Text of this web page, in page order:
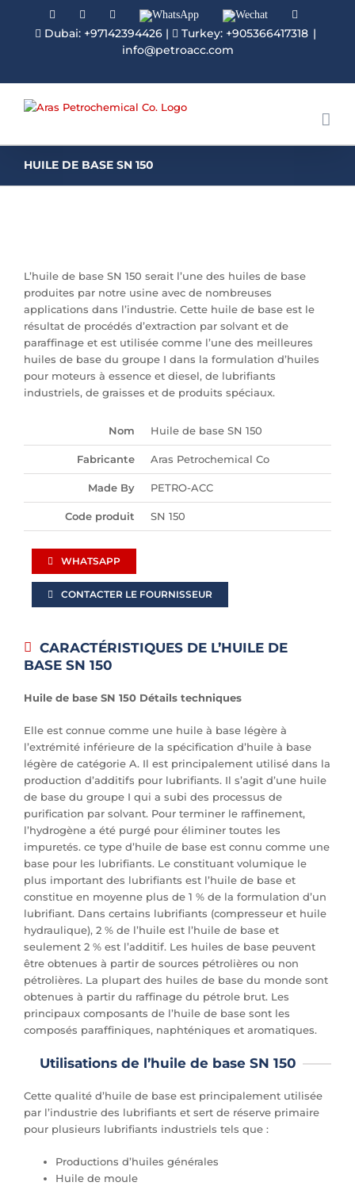
FacebookLinkedinInstagramWhatsApp Wechat
Dubai: +97142394426| Turkey: +905366417318 |
info@petroacc.com
HUILE DE BASE SN 150
L’huile de base SN 150 serait l’une des huiles de base
produites par notre usine avec de nombreuses
applications dans l’industrie. Cette huile de base est le
résultat de procédés d’extraction par solvant et de
paraffinage et est utilisée comme l’une des meilleures
huiles de base du groupe I dans la formulation d’huiles
pour moteurs à essence et diesel, de lubrifiants
industriels, de graisses et de produits spéciaux.
Nom Huile de base SN 150
Fabricante Aras Petrochemical Co
Made By PETRO-ACC
Code produit SN 150
WHATSAPP
CONTACTER LE FOURNISSEUR
CARACTÉRISTIQUES DE L’HUILE DE
BASE SN 150
Huile de base SN 150 Détails techniques
Elle est connue comme une huile à base légère à
l’extrémité inférieure de la spécification d’huile à base
légère de catégorie A. Il est principalement utilisé dans la
production d’additifs pour lubrifiants. Il s’agit d’une huile
de base du groupe I qui a subi des processus de
purification par solvant. Pour terminer le raffinement,
l’hydrogène a été purgé pour éliminer toutes les
impuretés. ce type d’huile de base est connu comme une
base pour les lubrifiants. Le constituant volumique le
plus important des lubrifiants est l’huile de base et
constitue en moyenne plus de 1 % de la formulation d’un
lubrifiant. Dans certains lubrifiants (compresseur et huile
hydraulique), 2 % de l’huile est l’huile de base et
seulement 2 % est l’additif. Les huiles de base peuvent
être obtenues à partir de sources pétrolières ou non
pétrolières. La plupart des huiles de base du monde sont
obtenues à partir du raffinage du pétrole brut. Les
principaux composants de l’huile de base sont les
composés paraffiniques, naphténiques et aromatiques.
Utilisations de l’huile de base SN 150
Cette qualité d’huile de base est principalement utilisée
par l’industrie des lubrifiants et sert de réserve primaire
pour plusieurs lubrifiants industriels tels que :
Productions d’huiles générales
Huile de moule